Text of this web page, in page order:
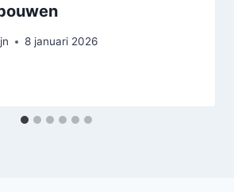
8 januari 2026